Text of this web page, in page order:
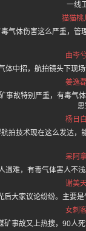
一线
猫猫桃
气体伤害这么严重，
曲岑
体中招，航拍镜头下现
姜逸
事故特别严重，有毒气
思
杨日白
拍技术现在这么发达
呆阿
遇难，有毒气体害人不
谢美
大家议论纷纷。主要
女刺
事故又上热搜，90人